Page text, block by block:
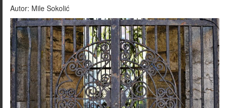
Autor: Mile Sokolić